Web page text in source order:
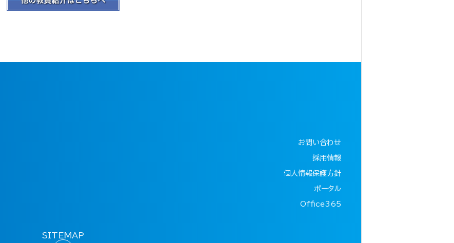
お問い合わせ
採用情報
個人情報保護方針
ポータル
Office365
SITEMAP